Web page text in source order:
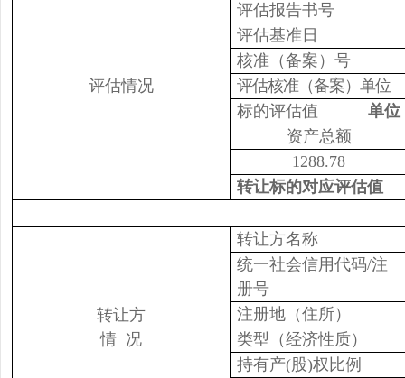
评估情况
评估报告书号
评估基准日
核准（备案）号
评估核准（备案）单位
标的评估值 单位
资产总额
1288.78
转让标的对应评估值
转让方
情 况
转让方名称
统一社会信用代码/注
册号
注册地（住所）
类型（经济性质）
持有产(股)权比例